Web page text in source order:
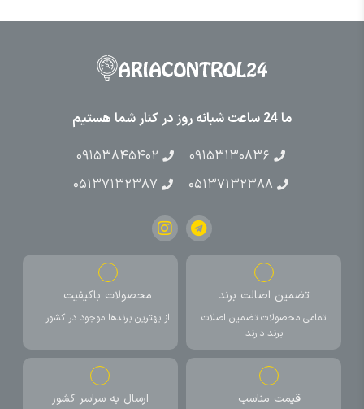
ما 24 ساعت شبانه روز در کنار شما هستیم
۰۹۱۵۳۱۳۰۸۳۶
۰۹۱۵۳۸۴۵۴۰۲
۰۵۱۳۷۱۳۲۳۸۸
۰۵۱۳۷۱۳۲۳۸۷
تضمین اصالت برند
تمامی محصولات تضمین اصلات
برند دارند
محصولات باکیفیت
از بهترین برندها موجود در کشور
قیمت مناسب ارسال به سراسر کشور